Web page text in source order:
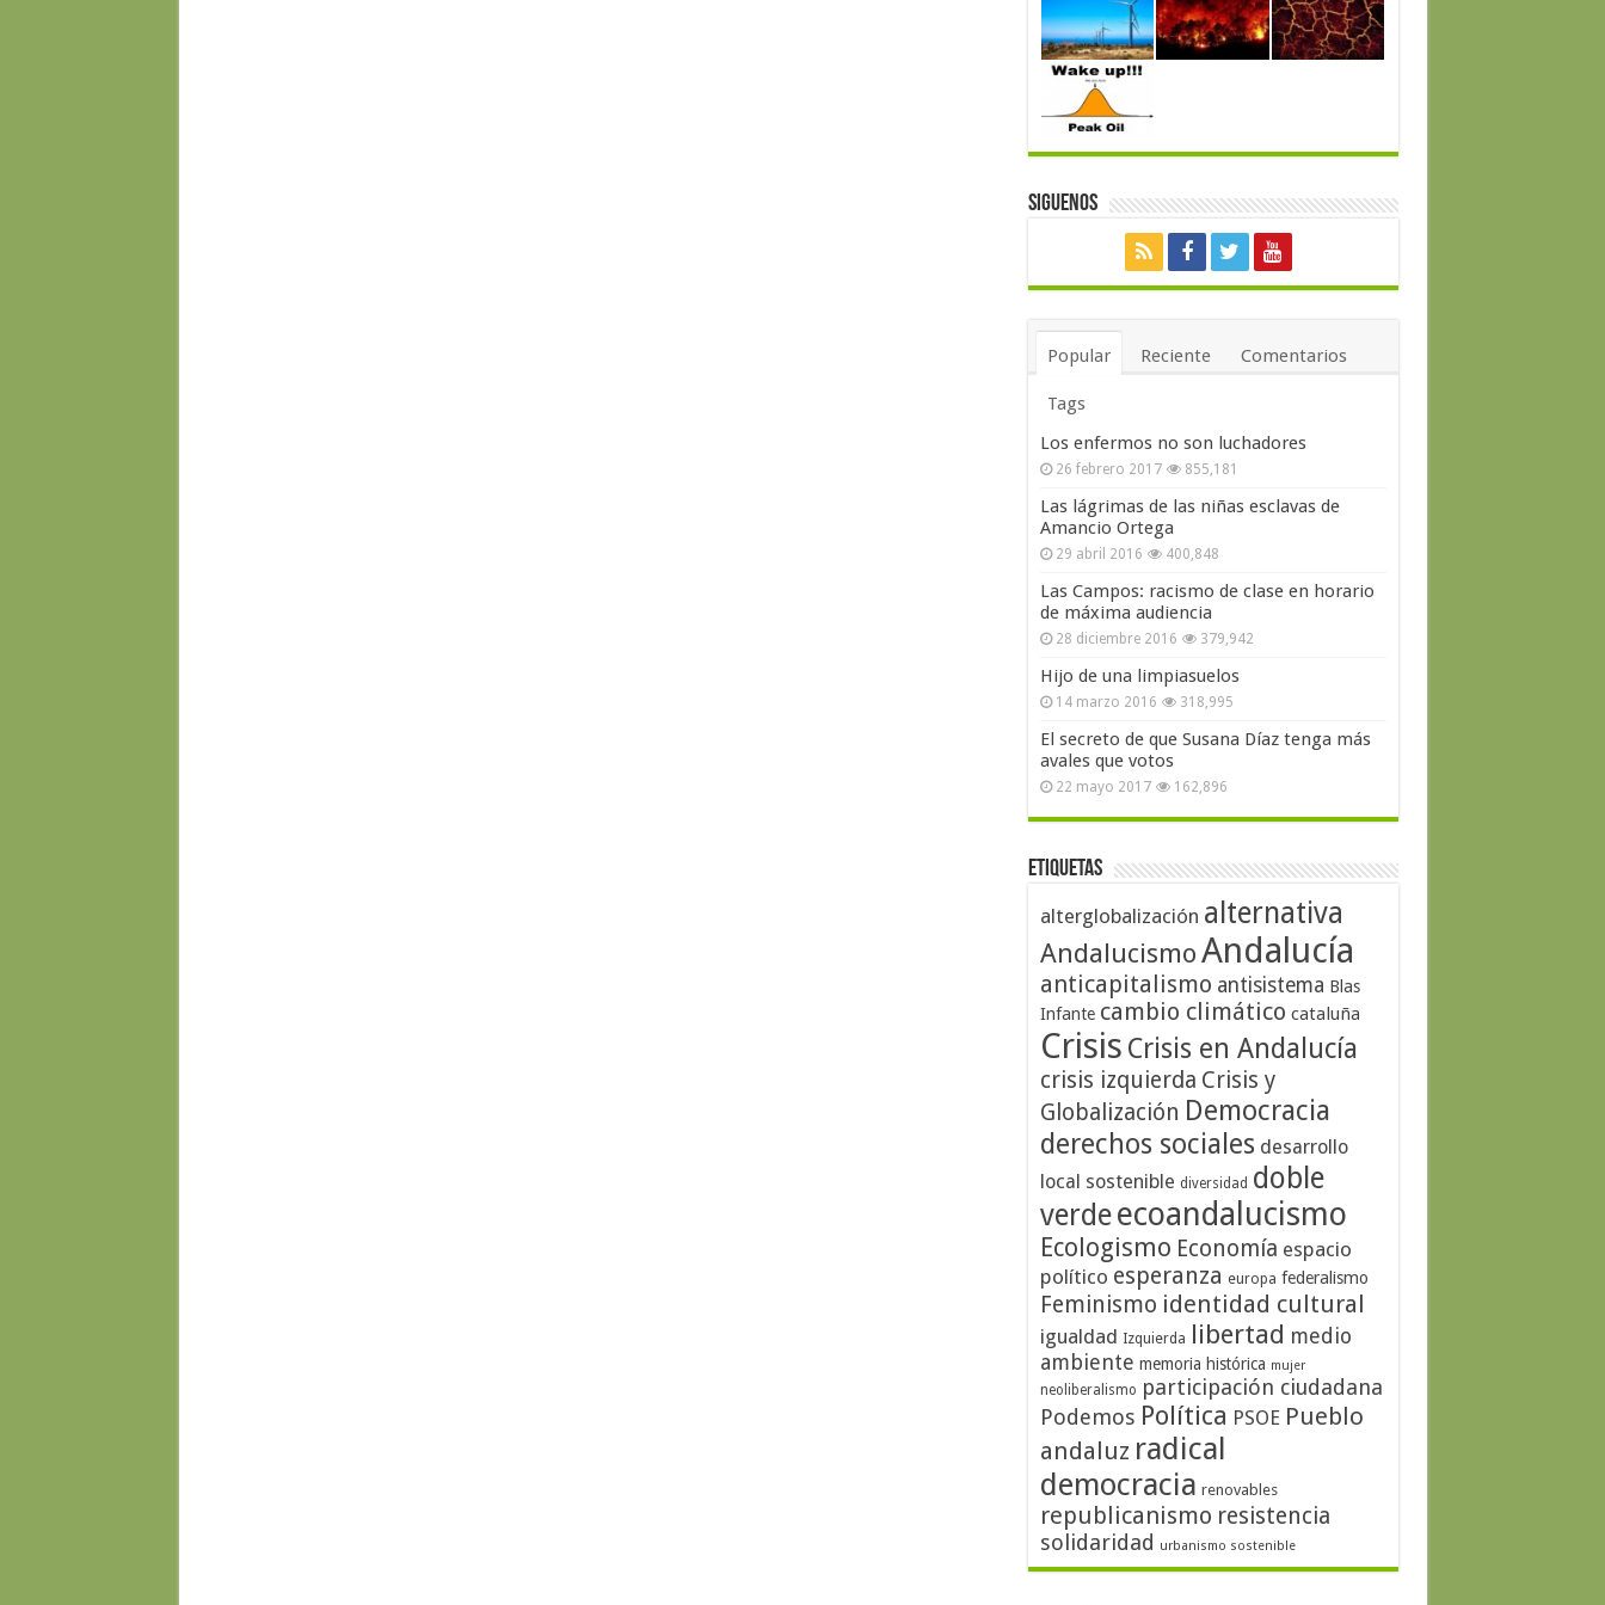
Siguenos
Popular Reciente Comentarios
Tags
Los enfermos no son luchadores
26 febrero 2017 855,181
Las lágrimas de las niñas esclavas de
Amancio Ortega
29 abril 2016 400,848
Las Campos: racismo de clase en horario
de máxima audiencia
28 diciembre 2016 379,942
Hijo de una limpiasuelos
14 marzo 2016 318,995
El secreto de que Susana Díaz tenga más
avales que votos
22 mayo 2017 162,896
Etiquetas
alterglobalización alternativa
AndalucismoAndalucía
anticapitalismo antisistema Blas
Infante cambio climático cataluña
Crisis Crisis en Andalucía
crisis izquierda Crisis y
Globalización Democracia
derechos sociales desarrollo
local sostenible diversidad doble
verdeecoandalucismo
Ecologismo Economía espacio
político esperanza europa federalismo
Feminismo identidad cultural
igualdad Izquierda libertad medio
ambiente memoria histórica mujer
neoliberalismo participación ciudadana
Podemos Política PSOE Pueblo
andaluz radical
democracia renovables
republicanismo resistencia
solidaridad urbanismo sostenible